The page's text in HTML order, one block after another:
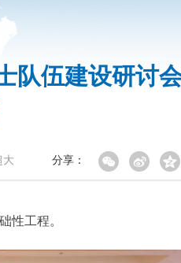
队伍建设研讨
大 分享：
性工程。